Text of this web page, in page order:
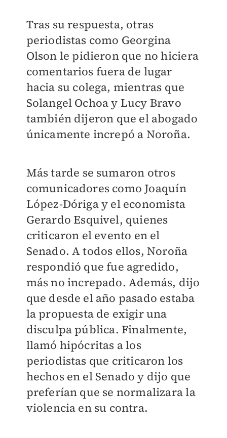
Tras su respuesta, otras
periodistas como Georgina
Olson le pidieron que no hiciera
comentarios fuera de lugar
hacia su colega, mientras que
Solangel Ochoa y Lucy Bravo
también dijeron que el abogado
únicamente increpó a Noroña.
Más tarde se sumaron otros
comunicadores como Joaquín
López-Dóriga y el economista
Gerardo Esquivel, quienes
criticaron el evento en el
Senado. A todos ellos, Noroña
respondió que fue agredido,
más no increpado. Además, dijo
que desde el año pasado estaba
la propuesta de exigir una
disculpa pública. Finalmente,
llamó hipócritas a los
periodistas que criticaron los
hechos en el Senado y dijo que
preferían que se normalizara la
violencia en su contra.